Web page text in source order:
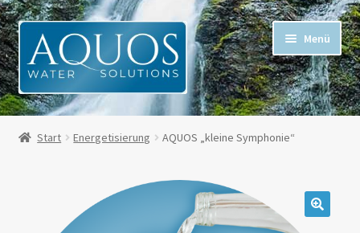
Menü
Alle Artikel
Start Energetisierung AQUOS „kleine Symphonie“